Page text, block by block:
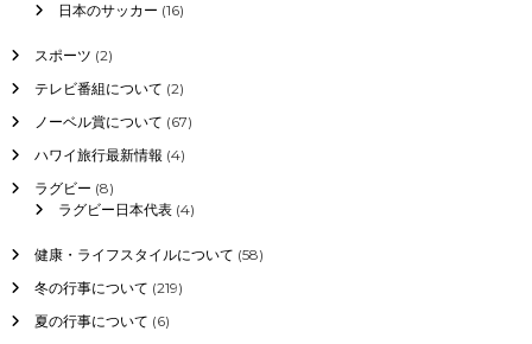
日本のサッカー (16)
スポーツ (2)
テレビ番組について (2)
ノーベル賞について (67)
ハワイ旅行最新情報 (4)
ラグビー (8)
ラグビー日本代表(4)
健康・ライフスタイルについて (58)
冬の行事について (219)
夏の行事について (6)